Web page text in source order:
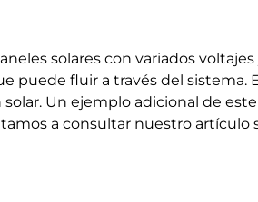
solares con variados
fluir a través del
Un ejemplo adicional de
a consultar nuestro